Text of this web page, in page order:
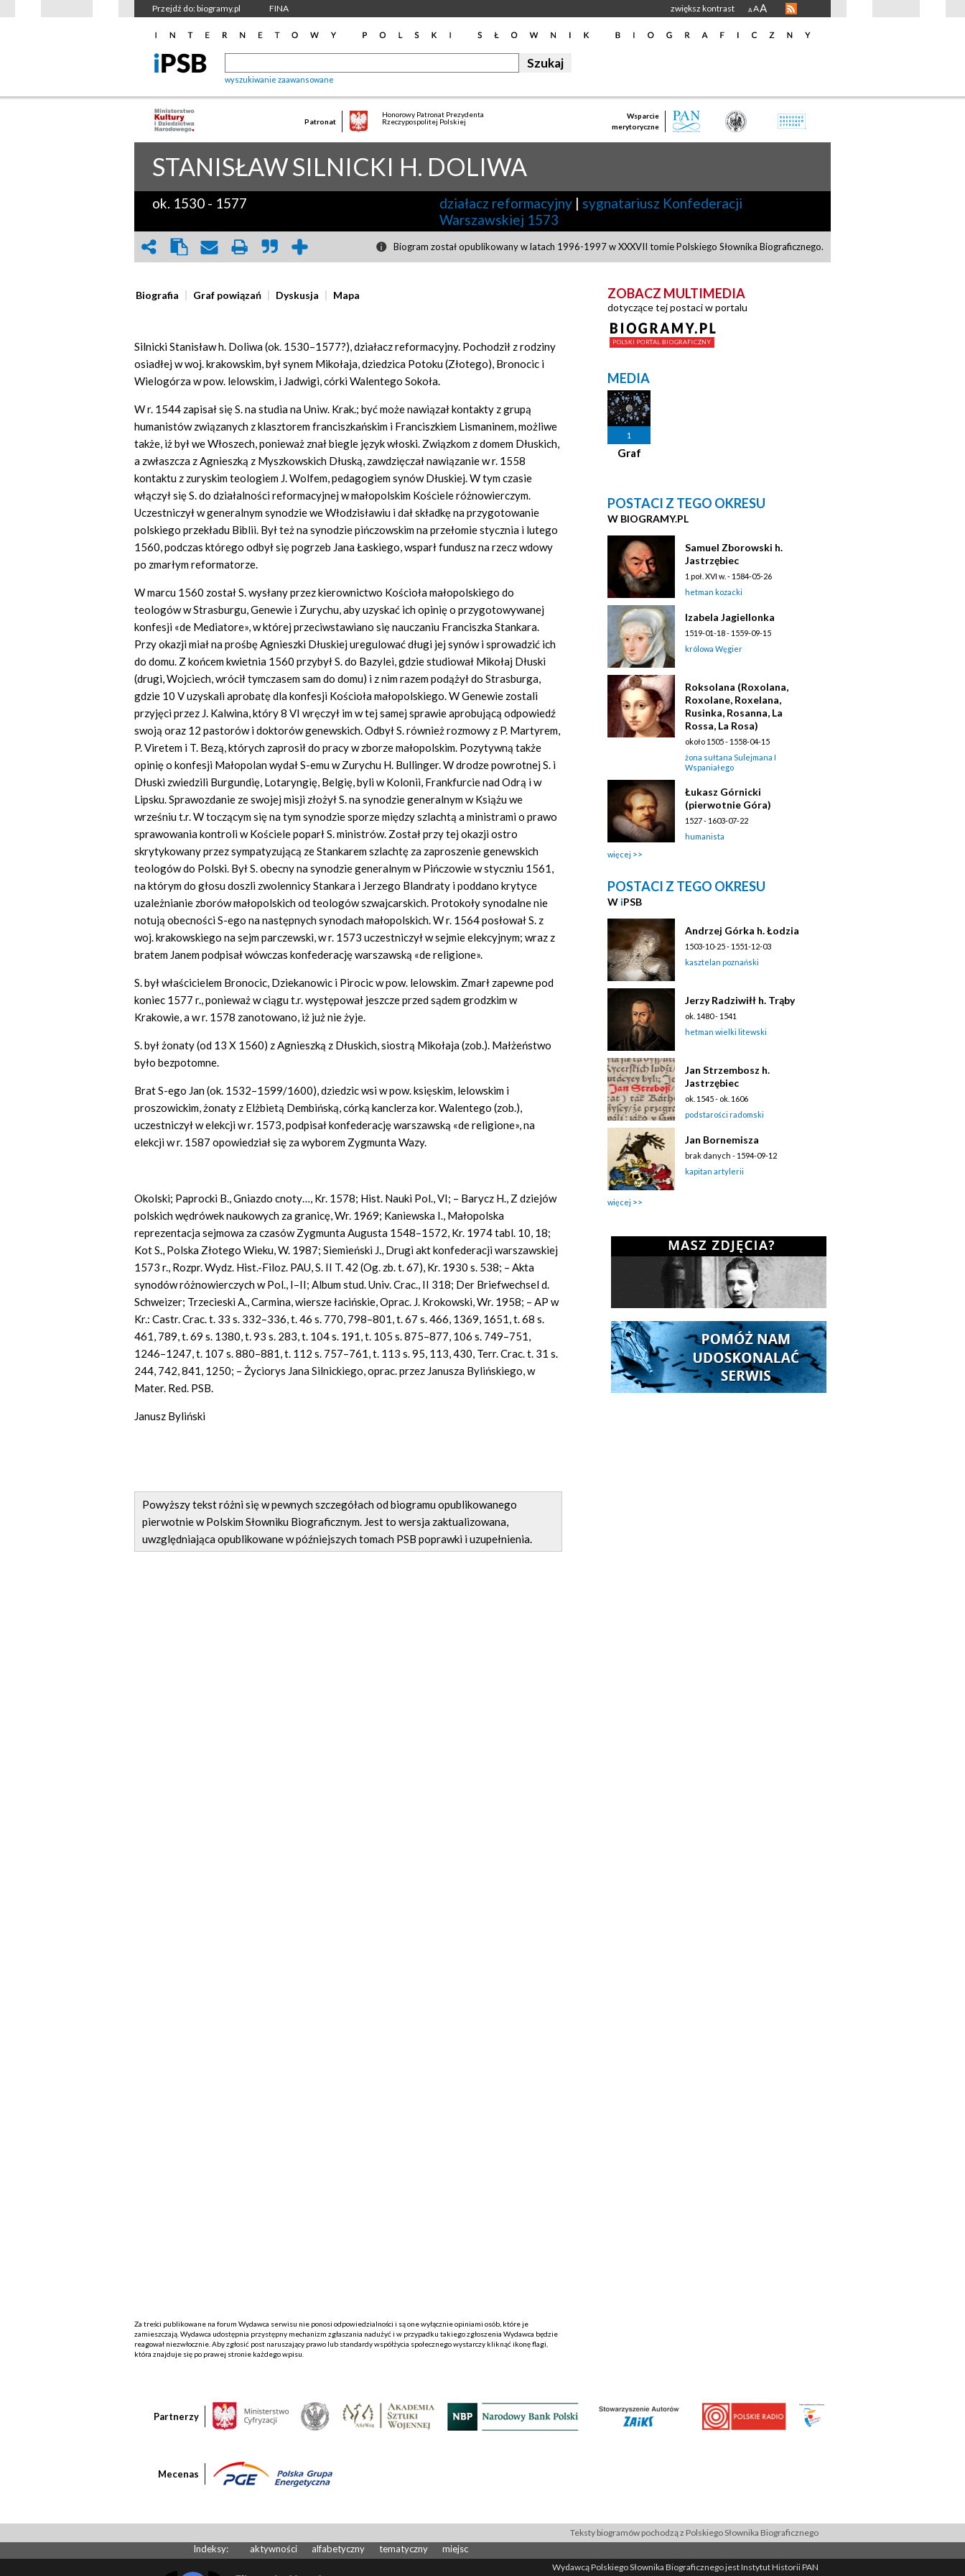
Przejdź do: biogramy.pl FINA zwiększ kontrast A AA
wyszukiwanie zaawansowane
Patronat
Honorowy Patronat Prezydenta
Rzeczypospolitej Polskiej
Wsparcie
merytoryczne
STANISŁAWSILNICKI H. DOLIWA
ok. 1530 - 1577 działacz reformacyjny | sygnatariusz Konfederacji
Warszawskiej 1573
Biogram został opublikowany w latach 1996-1997 w XXXVII tomie Polskiego Słownika Biograficznego.
Biografia Graf powiązań Dyskusja Mapa
Silnicki Stanisław h. Doliwa (ok. 1530–1577?), działacz reformacyjny. Pochodził z rodziny
osiadłej w woj. krakowskim, był synem Mikołaja, dziedzica Potoku (Złotego), Bronocic i
Wielogórza w pow. lelowskim, i Jadwigi, córki Walentego Sokoła.
W r. 1544 zapisał się S. na studia na Uniw. Krak.; być może nawiązał kontakty z grupą
humanistów związanych z klasztorem franciszkańskim i Franciszkiem Lismaninem, możliwe
także, iż był we Włoszech, ponieważ znał biegle język włoski. Związkom z domem Dłuskich,
a zwłaszcza z Agnieszką z Myszkowskich Dłuską, zawdzięczał nawiązanie w r. 1558
kontaktu z zuryskim teologiem J. Wolfem, pedagogiem synów Dłuskiej. W tym czasie
włączył się S. do działalności reformacyjnej w małopolskim Kościele różnowierczym.
Uczestniczył w generalnym synodzie we Włodzisławiu i dał składkę na przygotowanie
polskiego przekładu Biblii. Był też na synodzie pińczowskim na przełomie stycznia i lutego
1560, podczas którego odbył się pogrzeb Jana Łaskiego, wsparł fundusz na rzecz wdowy
po zmarłym reformatorze.
W marcu 1560 został S. wysłany przez kierownictwo Kościoła małopolskiego do
teologów w Strasburgu, Genewie i Zurychu, aby uzyskać ich opinię o przygotowywanej
konfesji «de Mediatore», w której przeciwstawiano się nauczaniu Franciszka Stankara.
Przy okazji miał na prośbę Agnieszki Dłuskiej uregulować długi jej synów i sprowadzić ich
do domu. Z końcem kwietnia 1560 przybył S. do Bazylei, gdzie studiował Mikołaj Dłuski
(drugi, Wojciech, wrócił tymczasem sam do domu) i z nim razem podążył do Strasburga,
gdzie 10 V uzyskali aprobatę dla konfesji Kościoła małopolskiego. W Genewie zostali
przyjęci przez J. Kalwina, który 8 VI wręczył im w tej samej sprawie aprobującą odpowiedź
swoją oraz 12 pastorów i doktorów genewskich. Odbył S. również rozmowy z P. Martyrem,
P. Viretem i T. Bezą, których zaprosił do pracy w zborze małopolskim. Pozytywną także
opinię o konfesji Małopolan wydał S-emu w Zurychu H. Bullinger. W drodze powrotnej S. i
Dłuski zwiedzili Burgundię, Lotaryngię, Belgię, byli w Kolonii, Frankfurcie nad Odrą i w
Lipsku. Sprawozdanie ze swojej misji złożył S. na synodzie generalnym w Książu we
wrześniu t.r. W toczącym się na tym synodzie sporze między szlachtą a ministrami o prawo
sprawowania kontroli w Kościele poparł S. ministrów. Został przy tej okazji ostro
skrytykowany przez sympatyzującą ze Stankarem szlachtę za zaproszenie genewskich
teologów do Polski. Był S. obecny na synodzie generalnym w Pińczowie w styczniu 1561,
na którym do głosu doszli zwolennicy Stankara i Jerzego Blandraty i poddano krytyce
uzależnianie zborów małopolskich od teologów szwajcarskich. Protokoły synodalne nie
notują obecności S-ego na następnych synodach małopolskich. W r. 1564 posłował S. z
woj. krakowskiego na sejm parczewski, w r. 1573 uczestniczył w sejmie elekcyjnym; wraz z
bratem Janem podpisał wówczas konfederację warszawską «de religione».
S. był właścicielem Bronocic, Dziekanowic i Pirocic w pow. lelowskim. Zmarł zapewne pod
koniec 1577 r., ponieważ w ciągu t.r. występował jeszcze przed sądem grodzkim w
Krakowie, a w r. 1578 zanotowano, iż już nie żyje.
S. był żonaty (od 13 X 1560) z Agnieszką z Dłuskich, siostrą Mikołaja (zob.). Małżeństwo
było bezpotomne.
Brat S-ego Jan (ok. 1532–1599/1600), dziedzic wsi w pow. księskim, lelowskim i
proszowickim, żonaty z Elżbietą Dembińską, córką kanclerza kor. Walentego (zob.),
uczestniczył w elekcji w r. 1573, podpisał konfederację warszawską «de religione», na
elekcji w r. 1587 opowiedział się za wyborem Zygmunta Wazy.
Okolski; Paprocki B., Gniazdo cnoty…, Kr. 1578; Hist. Nauki Pol., VI; – Barycz H., Z dziejów
polskich wędrówek naukowych za granicę, Wr. 1969; Kaniewska I., Małopolska
reprezentacja sejmowa za czasów Zygmunta Augusta 1548–1572, Kr. 1974 tabl. 10, 18;
Kot S., Polska Złotego Wieku, W. 1987; Siemieński J., Drugi akt konfederacji warszawskiej
1573 r., Rozpr. Wydz. Hist.-Filoz. PAU, S. II T. 42 (Og. zb. t. 67), Kr. 1930 s. 538; – Akta
synodów różnowierczych w Pol., I–II; Album stud. Univ. Crac., II 318; Der Briefwechsel d.
Schweizer; Trzecieski A., Carmina, wiersze łacińskie, Oprac. J. Krokowski, Wr. 1958; – AP w
Kr.: Castr. Crac. t. 33 s. 332–336, t. 46 s. 770, 798–801, t. 67 s. 466, 1369, 1651, t. 68 s.
461, 789, t. 69 s. 1380, t. 93 s. 283, t. 104 s. 191, t. 105 s. 875–877, 106 s. 749–751,
1246–1247, t. 107 s. 880–881, t. 112 s. 757–761, t. 113 s. 95, 113, 430, Terr. Crac. t. 31 s.
244, 742, 841, 1250; – Życiorys Jana Silnickiego, oprac. przez Janusza Bylińskiego, w
Mater. Red. PSB.
Janusz Byliński
Powyższy tekst różni się w pewnych szczegółach od biogramu opublikowanego
pierwotnie w Polskim Słowniku Biograficznym. Jest to wersja zaktualizowana,
uwzględniająca opublikowane w późniejszych tomach PSB poprawki i uzupełnienia.
Za treści publikowane na forum Wydawca serwisu nie ponosi odpowiedzialności i są one wyłącznie opiniami osób, które je
zamieszczają. Wydawca udostępnia przystępny mechanizm zgłaszania nadużyć i w przypadku takiego zgłoszenia Wydawca będzie
reagował niezwłocznie. Aby zgłosić post naruszający prawo lub standardy współżycia społecznego wystarczy kliknąć ikonę flagi,
która znajduje się po prawej stronie każdego wpisu.
ZOBACZ MULTIMEDIA
dotyczące tej postaci w portalu
MEDIA
1
Graf
POSTACI Z TEGO OKRESU
W BIOGRAMY.PL
Samuel Zborowski h.
Jastrzębiec
1 poł. XVI w. - 1584-05-26
hetman kozacki
Izabela Jagiellonka
1519-01-18 - 1559-09-15
królowa Węgier
Roksolana (Roxolana,
Roxolane, Roxelana,
Rusinka, Rosanna, La
Rossa, La Rosa)
około 1505 - 1558-04-15
żona sułtana Sulejmana I
Wspaniałego
Łukasz Górnicki
(pierwotnie Góra)
1527 - 1603-07-22
humanista
więcej
POSTACI Z TEGO OKRESU
W iPSB
Andrzej Górka h. Łodzia
1503-10-25 - 1551-12-03
kasztelan poznański
Jerzy Radziwiłł h. Trąby
ok. 1480 - 1541
hetman wielki litewski
Jan Strzembosz h.
Jastrzębiec
ok. 1545 - ok. 1606
podstarości radomski
Jan Bornemisza
brak danych - 1594-09-12
kapitan artylerii
więcej
Partnerzy
Mecenas
Teksty biogramów pochodzą z Polskiego Słownika Biograficznego
Indeksy: aktywności alfabetyczny tematyczny miejsc
Wydawcą Polskiego Słownika Biograficznego jest Instytut Historii PAN